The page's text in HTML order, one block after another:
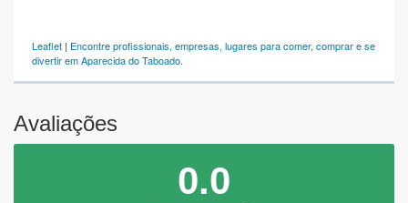
Leaflet | Encontre profissionais, empresas, lugares para comer, comprar e se
divertir em Aparecida do Taboado.
Avaliações
0.0